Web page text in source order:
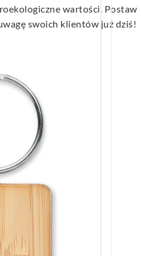
wartości. Postaw
swoich klientów już dziś!